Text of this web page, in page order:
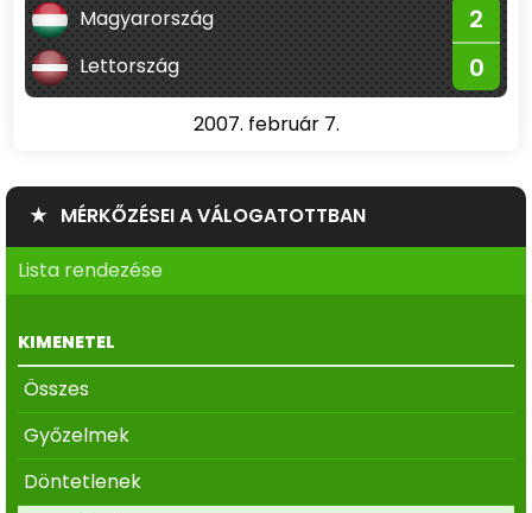
Magyarország 2
Lettország 0
2007. február 7.
★ MÉRKŐZÉSEI A VÁLOGATOTTBAN
Lista rendezése
KIMENETEL
Összes
Győzelmek
Döntetlenek